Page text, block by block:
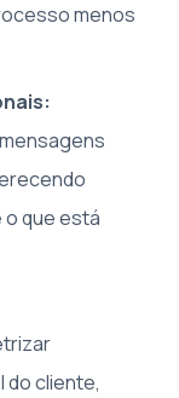
menos
que está
do cliente,